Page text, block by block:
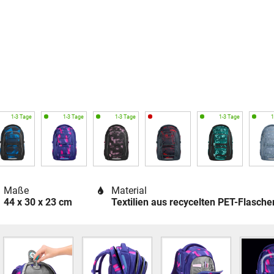
Maße
44 x 30 x 23 cm
Material
Textilien aus recycelten PET-